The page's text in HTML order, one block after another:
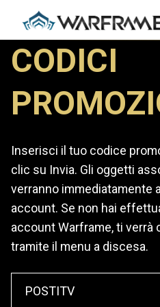
CODICI
Inserisci il tuo codice
clic su Invia. Gli oggetti
verranno immediatamente
account. Se non hai
account Warframe, ti verrà
tramite il menu a discesa.